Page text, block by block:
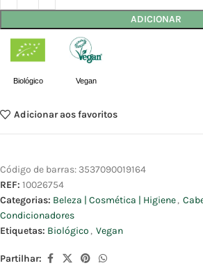
ADICIONAR
Biológico Vegan
Adicionar aos favoritos
Código de barras: 3537090019164
REF: 10026754
Categorias: Beleza | Cosmética | Higiene,
Condicionadores
Etiquetas: Biológico , Vegan
Partilhar: